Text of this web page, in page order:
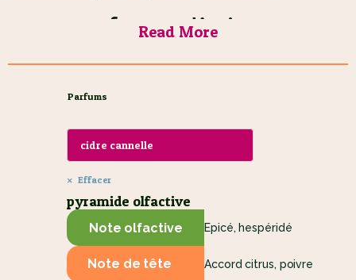
Des Parfums d’Hiver aux
Notes Enchanteresses
Notre collection propose
pensées pour évoquer l’esprit des fêtes et la chaleur de
Cèdre – Fraîcheur boisée et apaisante
Cette fragrance évoque les forêts enneigées. Son parfum
naturel et vivifiant invite à la méditation et à la sérénité.
Nougat – Douceur festive
Read More
Parfums
Effacer
pyramide olfactive
Note olfactive Epicé, hespéridé
Note de tête Accord citrus, poivre